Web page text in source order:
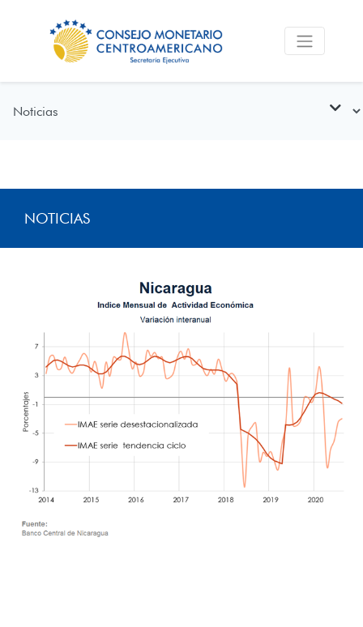
NOTICIAS